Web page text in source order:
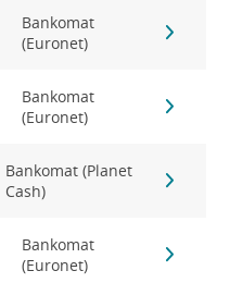
Bankomat
(Euronet)
Bankomat
(Euronet)
Bankomat (Planet
Cash)
Bankomat
(Euronet)